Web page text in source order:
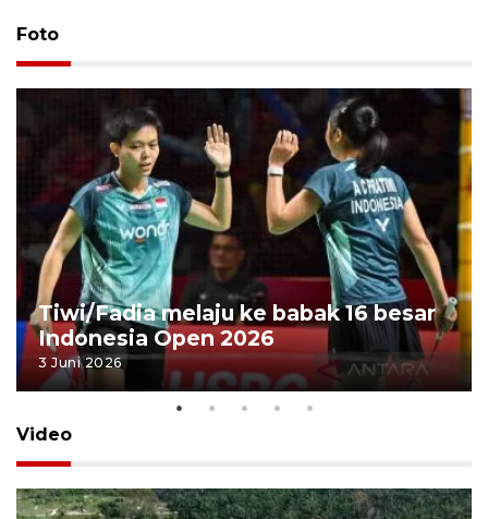
Foto
Tiwi/Fadia melaju ke babak 16 besar
Indonesia Open 2026
3 Juni 2026
Video